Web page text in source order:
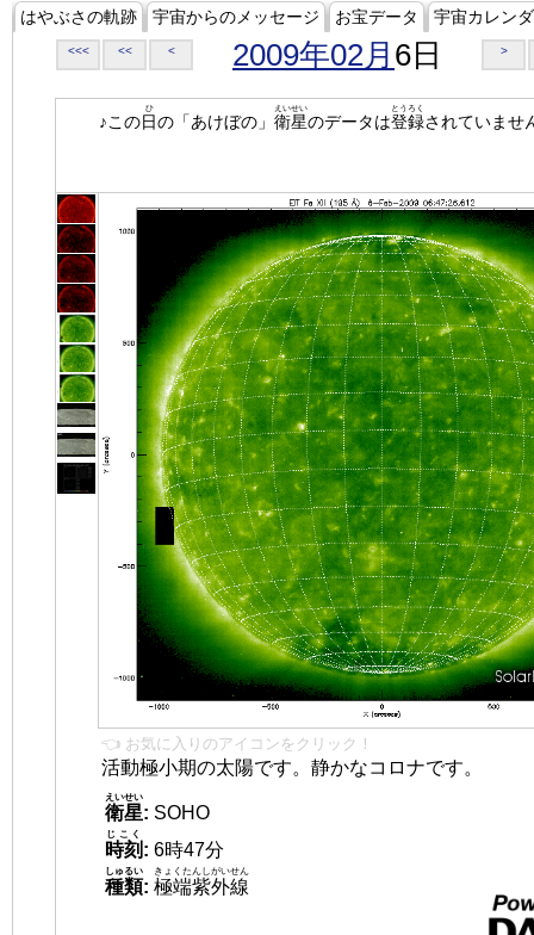
はやぶさの軌跡 宇宙からのメッセージ お宝データ 宇宙カレン
<<< << < 2009年02月 6日 >
♪この日
ひ
の「あけぼの」 衛星
えいせい
のデータは登録
とうろく
されていませ
👈 お気に入りのアイコンをクリック！
活動極小期の太陽です。静かなコロナです。
衛星
えいせい
: SOHO
時刻
じこく
: 6時47分
種類
しゅるい
: 極端紫外線
きょくたんしがいせん